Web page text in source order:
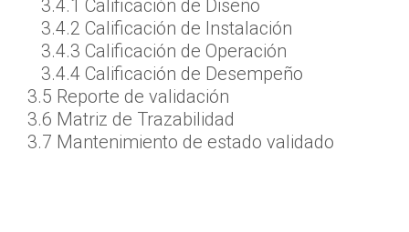
3.4.1 Calificación de Diseño
3.4.2 Calificación de Instalación
3.4.3 Calificación de Operación
3.4.4 Calificación de Desempeño
3.5 Reporte de validación
3.6 Matriz de Trazabilidad
3.7 Mantenimiento de estado validado